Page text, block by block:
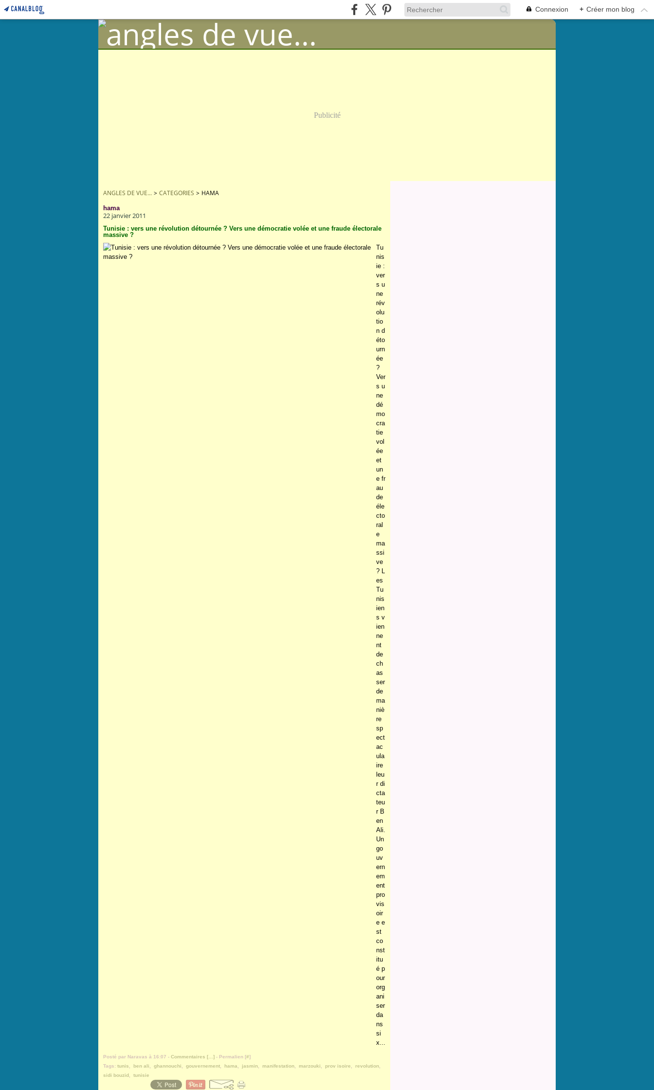
Connexion + Créer mon blog
Publicité
ANGLES DE VUE... > CATEGORIES > HAMA
hama
22 janvier 2011
Tunisie : vers une révolution détournée ? Vers une démocratie volée et une fraude électorale
massive ?
Tu
nis
ie :
ver
s u
ne
rév
olu
tio
n d
éto
urn
ée
?
Ver
s u
ne
dé
mo
cra
tie
vol
ée
et
un
e fr
au
de
éle
cto
ral
e
ma
ssi
ve
? L
es
Tu
nis
ien
s v
ien
ne
nt
de
ch
as
ser
de
ma
niè
re
sp
ect
ac
ula
ire
leu
r di
cta
teu
r B
en
Ali.
Un
go
uv
ern
em
ent
pro
vis
oir
e e
st
co
nst
itu
é p
our
org
ani
ser
da
ns
si
x...
Posté par Naravas à 16:07 - Commentaires [ ] - Permalien [#]
Tags: tunis ben ali ghannouchi gouvernement hama jasmin manifestation marzouki prov isoire revolution
sidi bouzid
tunisie